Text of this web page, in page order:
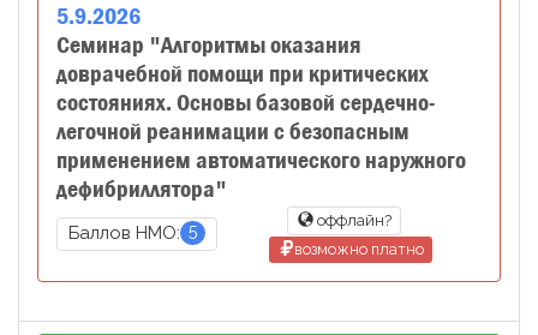
5.9.2026
Семинар "Алгоритмы оказания
доврачебной помощи при критических
состояниях. Основы базовой сердечно-
легочной реанимации с безопасным
применением автоматического наружного
дефибриллятора"
Баллов НМО: 5
оффлайн?
возможно платно